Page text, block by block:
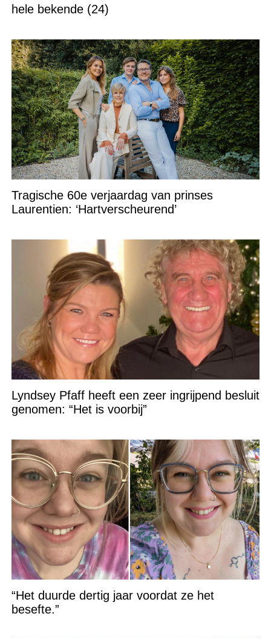
hele bekende (24)
Tragische 60e verjaardag van prinses
Laurentien: ‘Hartverscheurend’
Lyndsey Pfaff heeft een zeer ingrijpend besluit
genomen: “Het is voorbij”
“Het duurde dertig jaar voordat ze het
besefte.”